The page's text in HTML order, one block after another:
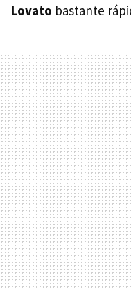
Lovato bastante